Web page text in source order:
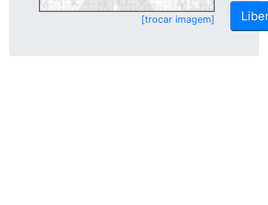
[trocar imagem]